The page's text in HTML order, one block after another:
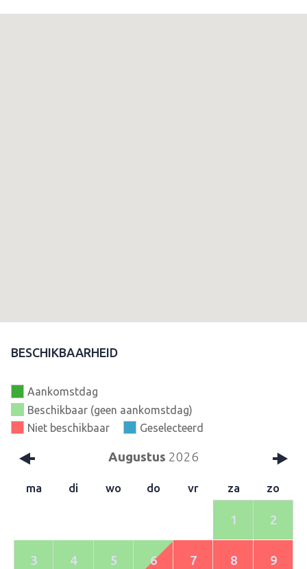
BESCHIKBAARHEID
Aankomstdag
Beschikbaar (geen aankomstdag)
Niet beschikbaar
Geselecteerd
Augustus 2026
ma di wo do vr za zo
1 2
3 4 5 6 7 8 9